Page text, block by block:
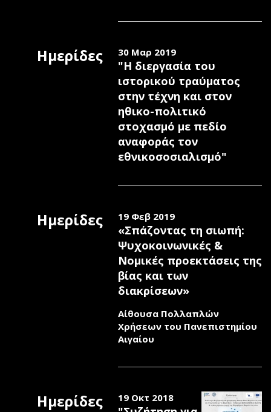
Ημερίδες 30 Μαρ 2019
"Η διεργασία του
ιστορικού τραύματος
στην τέχνη και στον
ηθικο-πολιτικό
στοχασμό με πεδίο
αναφοράς τον
εθνικοσοσιαλισμό"
Ημερίδες 19 Φεβ 2019
«Σπάζοντας τη σιωπή:
Ψυχοκοινωνικές &
Νομικές προεκτάσεις της
βίας και των
διακρίσεων»
Αίθουσα Πολλαπλών
Χρήσεων του Πανεπιστημίου
Αιγαίου
Ημερίδες 19 Οκτ 2018